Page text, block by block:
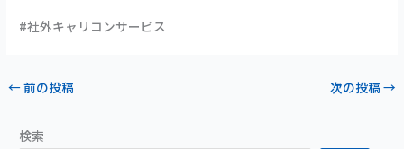
#社外キャリコンサービス
←前の投稿 次の投稿 →
検索